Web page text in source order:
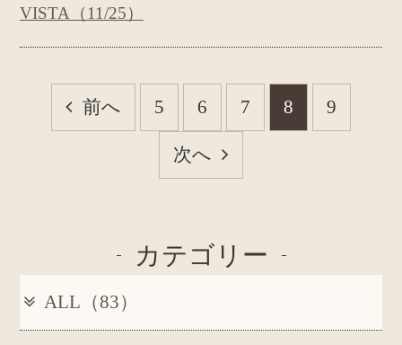
VISTA（11/25）
前へ 5 6 7 8 9
次へ
カテゴリー
ALL（83）